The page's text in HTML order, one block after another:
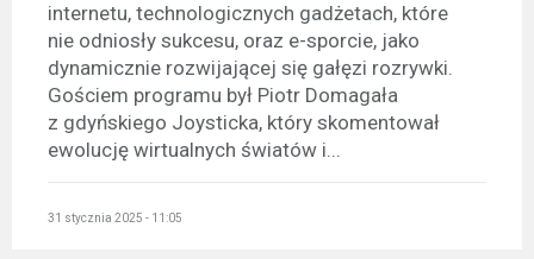
internetu, technologicznych gadżetach, które
nie odniosły sukcesu, oraz e-sporcie, jako
dynamicznie rozwijającej się gałęzi rozrywki.
Gościem programu był Piotr Domagała
z gdyńskiego Joysticka, który skomentował
ewolucję wirtualnych światów i...
31 stycznia 2025 - 11:05